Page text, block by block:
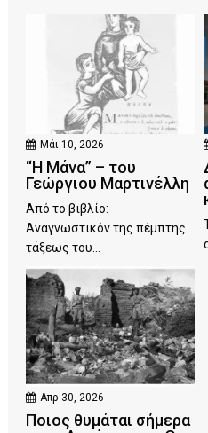
Μάι 10, 2026
“Η Μάνα” – του
Γεώργιου Μαρτινέλλη
Από το βιβλίο:
Αναγνωστικόν της πέμπτης
τάξεως του...
Απρ 30, 2026
Ποιος θυμάται σήμερα